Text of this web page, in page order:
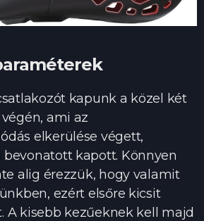
kapunk a közel két
ami az
elkerülése végett,
kapott. Könnyen
alig érezzük, hogy valamit
ezért elsőre kicsit
A kisebb kezűeknek kell majd